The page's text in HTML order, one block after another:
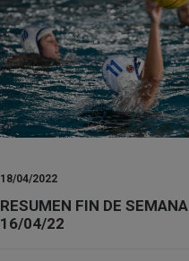
18/04/2022
RESUMEN FIN DE SEMANA
16/04/22